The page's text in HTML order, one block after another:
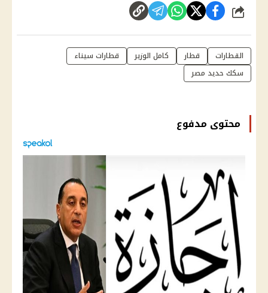
شارك
القطارات قطار كامل الوزير
قطارات سيناء
سكك حديد مصر
محتوى مدفوع